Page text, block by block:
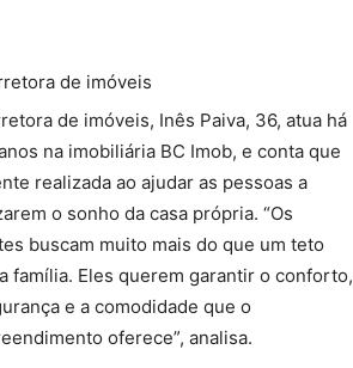
de imóveis, Inês Paiva, 36, atua há
na imobiliária BC Imob, e conta que
realizada ao ajudar as pessoas a
o sonho da casa própria. “Os
buscam muito mais do que um teto
família. Eles querem garantir o conforto,
e a comodidade que o
oferece”, analisa.